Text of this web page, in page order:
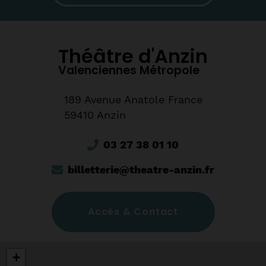
Théâtre d'Anzin
Valenciennes Métropole
189 Avenue Anatole France
59410 Anzin
03 27 38 01 10
billetterie@theatre-anzin.fr
Accès & Contact
+